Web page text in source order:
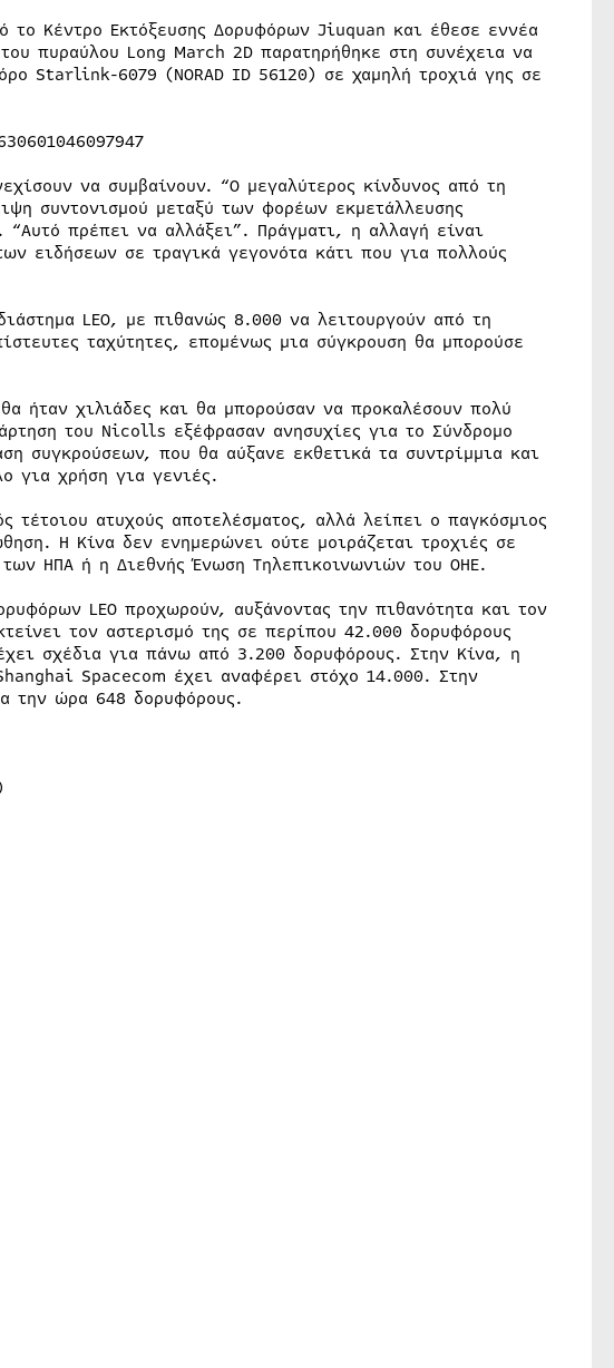
το Κέντρο Εκτόξευσης Δορυφόρων Jiuquan και έθεσε εννέα
πυραύλου Long March 2D παρατηρήθηκε στη συνέχεια να
Starlink-6079 (NORAD ID 56120) σε χαμηλή τροχιά γης σε
να συμβαίνουν. “Ο μεγαλύτερος κίνδυνος από τη
συντονισμού μεταξύ των φορέων εκμετάλλευσης
πρέπει να αλλάξει”. Πράγματι, η αλλαγή είναι
ειδήσεων σε τραγικά γεγονότα κάτι που για πολλούς
LEO, με πιθανώς 8.000 να λειτουργούν από τη
ταχύτητες, επομένως μια σύγκρουση θα μπορούσε
ήταν χιλιάδες και θα μπορούσαν να προκαλέσουν πολύ
του Nicolls εξέφρασαν ανησυχίες για το Σύνδρομο
συγκρούσεων, που θα αύξανε εκθετικά τα συντρίμμια και
για χρήση για γενιές.
τέτοιου ατυχούς αποτελέσματος, αλλά λείπει ο παγκόσμιος
Η Κίνα δεν ενημερώνει ούτε μοιράζεται τροχιές σε
ΗΠΑ ή η Διεθνής Ένωση Τηλεπικοινωνιών του ΟΗΕ.
LEO προχωρούν, αυξάνοντας την πιθανότητα και τον
τον αστερισμό της σε περίπου 42.000 δορυφόρους
σχέδια για πάνω από 3.200 δορυφόρους. Στην Κίνα, η
Spacecom έχει αναφέρει στόχο 14.000. Στην
την ώρα 648 δορυφόρους.